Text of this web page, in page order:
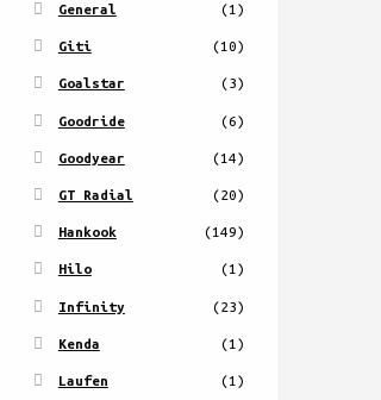
General (1)
Giti (10)
Goalstar (3)
Goodride (6)
Goodyear (14)
GT Radial (20)
Hankook (149)
Hilo (1)
Infinity (23)
Kenda (1)
Laufen (1)